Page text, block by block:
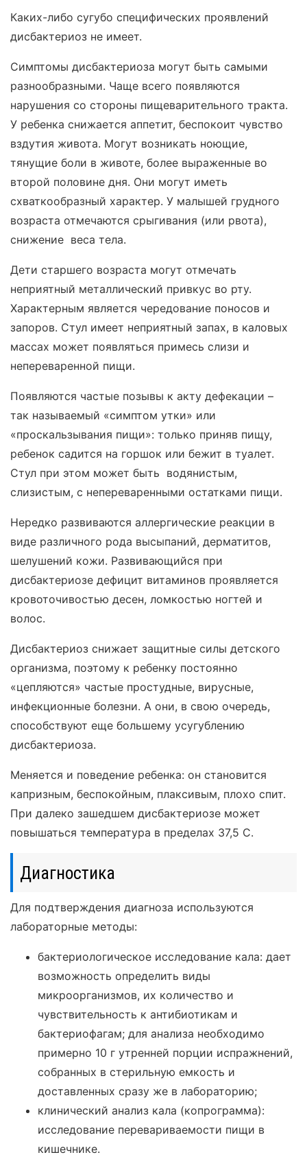
Каких-либо сугубо специфических проявлений
дисбактериоз не имеет.
Симптомы дисбактериоза могут быть самыми
разнообразными. Чаще всего появляются
нарушения со стороны пищеварительного тракта.
У ребенка снижается аппетит, беспокоит чувство
вздутия живота. Могут возникать ноющие,
тянущие боли в животе, более выраженные во
второй половине дня. Они могут иметь
схваткообразный характер. У малышей грудного
возраста отмечаются срыгивания (или рвота),
снижение веса тела.
Дети старшего возраста могут отмечать
неприятный металлический привкус во рту.
Характерным является чередование поносов и
запоров. Стул имеет неприятный запах, в каловых
массах может появляться примесь слизи и
непереваренной пищи.
Появляются частые позывы к акту дефекации –
так называемый «симптом утки» или
«проскальзывания пищи»: только приняв пищу,
ребенок садится на горшок или бежит в туалет.
Стул при этом может быть водянистым,
слизистым, с непереваренными остатками пищи.
Нередко развиваются аллергические реакции в
виде различного рода высыпаний, дерматитов,
шелушений кожи. Развивающийся при
дисбактериозе дефицит витаминов проявляется
кровоточивостью десен, ломкостью ногтей и
волос.
Дисбактериоз снижает защитные силы детского
организма, поэтому к ребенку постоянно
«цепляются» частые простудные, вирусные,
инфекционные болезни. А они, в свою очередь,
способствуют еще большему усугублению
дисбактериоза.
Меняется и поведение ребенка: он становится
капризным, беспокойным, плаксивым, плохо спит.
При далеко зашедшем дисбактериозе может
повышаться температура в пределах 37,5 С.
Диагностика
Для подтверждения диагноза используются
лабораторные методы:
бактериологическое исследование кала: дает
возможность определить виды
микроорганизмов, их количество и
чувствительность к антибиотикам и
бактериофагам; для анализа необходимо
примерно 10 г утренней порции испражнений,
собранных в стерильную емкость и
доставленных сразу же в лабораторию;
клинический анализ кала (копрограмма):
исследование перевариваемости пищи в
кишечнике.